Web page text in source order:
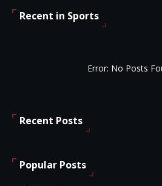
Recent in Sports
Error: No Posts
Recent Posts
Popular Posts